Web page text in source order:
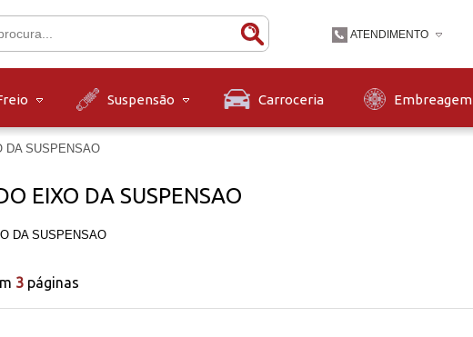
ATENDIMENTO
(47)36319900
Suspensão Carroceria Embreagem
DA SUSPENSAO
EIXO DA SUSPENSAO
DA SUSPENSAO
3 páginas